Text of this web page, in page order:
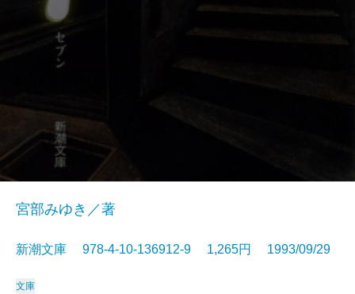
宮部みゆき／著
新潮文庫 978-4-10-136912-9 1,265円 1993/09/29
文庫